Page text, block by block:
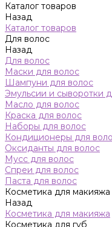
Каталог товаров
Назад
Каталог товаров
Для волос
Назад
Для волос
Маски для волос
Шампуни для волос
Эмульсии и сыворотки
Масло для волос
Краска для волос
Наборы для волос
Кондиционеры для
Оксиданты для волос
Мусс для волос
Спреи для волос
Паста для волос
Косметика для макияжа
Назад
Косметика для макияжа
Косметика для губ